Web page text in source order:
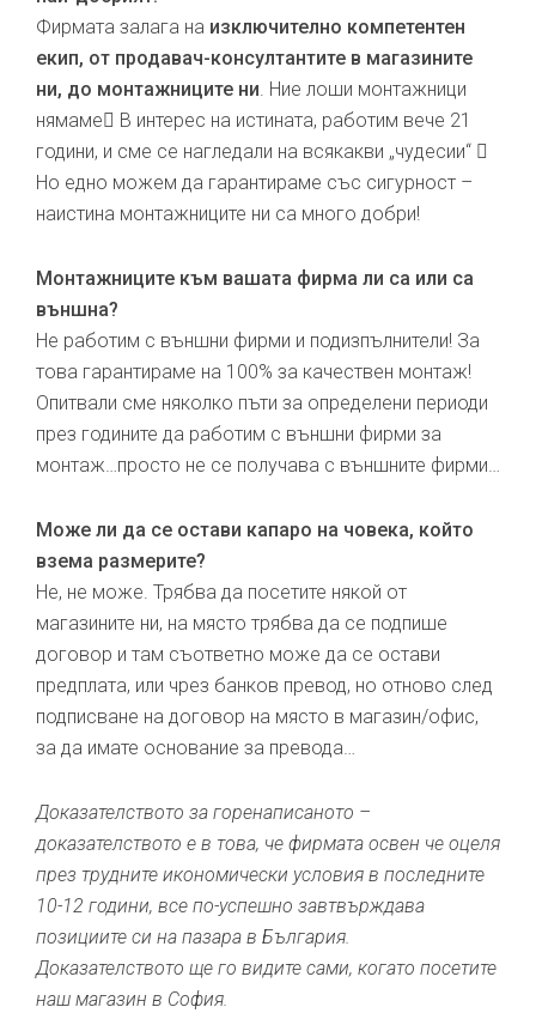
Фирмата залага на изключително компетентен
екип, от продавач-консултантите в магазините
ни, до монтажниците ни. Ние лоши монтажници
нямаме В интерес на истината, работим вече 21
години, и сме се нагледали на всякакви „чудесии“ 
Но едно можем да гарантираме със сигурност –
наистина монтажниците ни са много добри!
Монтажниците към вашата фирма ли са или са
външна?
Не работим с външни фирми и подизпълнители! За
това гарантираме на 100% за качествен монтаж!
Опитвали сме няколко пъти за определени периоди
през годините да работим с външни фирми за
монтаж…просто не се получава с външните фирми…
Може ли да се остави капаро на човека, който
взема размерите?
Не, не може. Трябва да посетите някой от
магазините ни, на място трябва да се подпише
договор и там съответно може да се остави
предплата, или чрез банков превод, но отново след
подписване на договор на място в магазин/офис,
за да имате основание за превода…
Доказателството за горенаписаното –
доказателството е в това, че фирмата освен че оцеля
през трудните икономически условия в последните
10-12 години, все по-успешно завтвърждава
позициите си на пазара в България.
Доказателството ще го видите сами, когато посетите
наш магазин в София.